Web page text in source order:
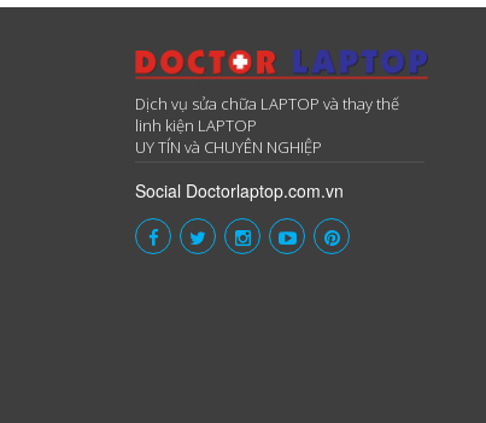
Dịch vụ sửa chữa LAPTOP và thay thế
linh kiện LAPTOP
UY TÍN và CHUYÊN NGHIỆP
Social Doctorlaptop.com.vn